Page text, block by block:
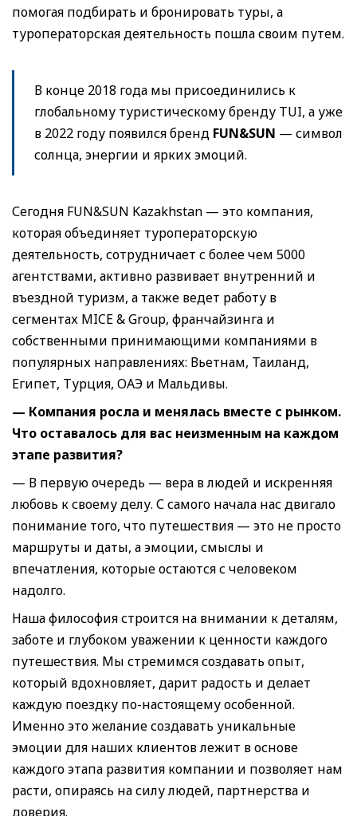
помогая подбирать и бронировать туры, а
туроператорская деятельность пошла своим путем.
В конце 2018 года мы присоединились к
глобальному туристическому бренду TUI, а уже
в 2022 году появился бренд FUN&SUN — символ
солнца, энергии и ярких эмоций.
Сегодня FUN&SUN Kazakhstan — это компания,
которая объединяет туроператорскую
деятельность, сотрудничает с более чем 5000
агентствами, активно развивает внутренний и
въездной туризм, а также ведет работу в
сегментах MICE & Group, франчайзинга и
собственными принимающими компаниями в
популярных направлениях: Вьетнам, Таиланд,
Египет, Турция, ОАЭ и Мальдивы.
— Компания росла и менялась вместе с рынком.
Что оставалось для вас неизменным на каждом
этапе развития?
— В первую очередь — вера в людей и искренняя
любовь к своему делу. С самого начала нас двигало
понимание того, что путешествия — это не просто
маршруты и даты, а эмоции, смыслы и
впечатления, которые остаются с человеком
надолго.
Наша философия строится на внимании к деталям,
заботе и глубоком уважении к ценности каждого
путешествия. Мы стремимся создавать опыт,
который вдохновляет, дарит радость и делает
каждую поездку по-настоящему особенной.
Именно это желание создавать уникальные
эмоции для наших клиентов лежит в основе
каждого этапа развития компании и позволяет нам
расти, опираясь на силу людей, партнерства и
доверия.